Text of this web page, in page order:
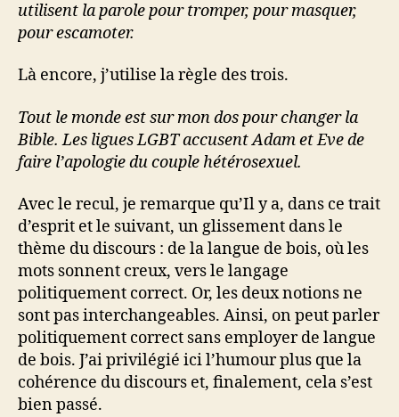
utilisent la parole pour tromper, pour masquer,
pour escamoter.
Là encore, j’utilise la règle des trois.
Tout le monde est sur mon dos pour changer la
Bible. Les ligues LGBT accusent Adam et Eve de
faire l’apologie du couple hétérosexuel.
Avec le recul, je remarque qu’Il y a, dans ce trait
d’esprit et le suivant, un glissement dans le
thème du discours : de la langue de bois, où les
mots sonnent creux, vers le langage
politiquement correct. Or, les deux notions ne
sont pas interchangeables. Ainsi, on peut parler
politiquement correct sans employer de langue
de bois. J’ai privilégié ici l’humour plus que la
cohérence du discours et, finalement, cela s’est
bien passé.